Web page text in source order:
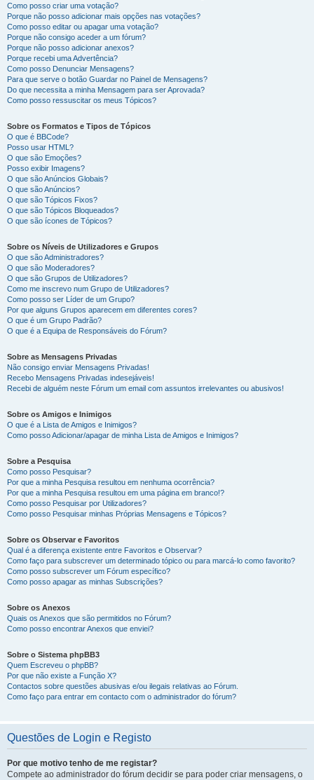
Como posso criar uma votação?
Porque não posso adicionar mais opções nas votações?
Como posso editar ou apagar uma votação?
Porque não consigo aceder a um fórum?
Porque não posso adicionar anexos?
Porque recebi uma Advertência?
Como posso Denunciar Mensagens?
Para que serve o botão Guardar no Painel de Mensagens?
Do que necessita a minha Mensagem para ser Aprovada?
Como posso ressuscitar os meus Tópicos?
Sobre os Formatos e Tipos de Tópicos
O que é BBCode?
Posso usar HTML?
O que são Emoções?
Posso exibir Imagens?
O que são Anúncios Globais?
O que são Anúncios?
O que são Tópicos Fixos?
O que são Tópicos Bloqueados?
O que são ícones de Tópicos?
Sobre os Níveis de Utilizadores e Grupos
O que são Administradores?
O que são Moderadores?
O que são Grupos de Utilizadores?
Como me inscrevo num Grupo de Utilizadores?
Como posso ser Líder de um Grupo?
Por que alguns Grupos aparecem em diferentes cores?
O que é um Grupo Padrão?
O que é a Equipa de Responsáveis do Fórum?
Sobre as Mensagens Privadas
Não consigo enviar Mensagens Privadas!
Recebo Mensagens Privadas indesejáveis!
Recebi de alguém neste Fórum um email com assuntos irrelevantes ou abusivos!
Sobre os Amigos e Inimigos
O que é a Lista de Amigos e Inimigos?
Como posso Adicionar/apagar de minha Lista de Amigos e Inimigos?
Sobre a Pesquisa
Como posso Pesquisar?
Por que a minha Pesquisa resultou em nenhuma ocorrência?
Por que a minha Pesquisa resultou em uma página em branco!?
Como posso Pesquisar por Utilizadores?
Como posso Pesquisar minhas Próprias Mensagens e Tópicos?
Sobre os Observar e Favoritos
Qual é a diferença existente entre Favoritos e Observar?
Como faço para subscrever um determinado tópico ou para marcá-lo como favorito?
Como posso subscrever um Fórum específico?
Como posso apagar as minhas Subscrições?
Sobre os Anexos
Quais os Anexos que são permitidos no Fórum?
Como posso encontrar Anexos que enviei?
Sobre o Sistema phpBB3
Quem Escreveu o phpBB?
Por que não existe a Função X?
Contactos sobre questões abusivas e/ou ilegais relativas ao Fórum.
Como faço para entrar em contacto com o administrador do fórum?
Questões de Login e Registo
Por que motivo tenho de me registar?
Compete ao administrador do fórum decidir se para poder criar mensagens, o